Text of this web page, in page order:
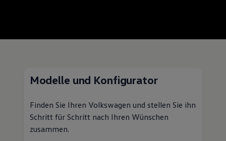
Modelle und Konfigurator
Finden Sie Ihren Volkswagen und stellen Sie ihn
Schritt für Schritt nach Ihren Wünschen
zusammen.